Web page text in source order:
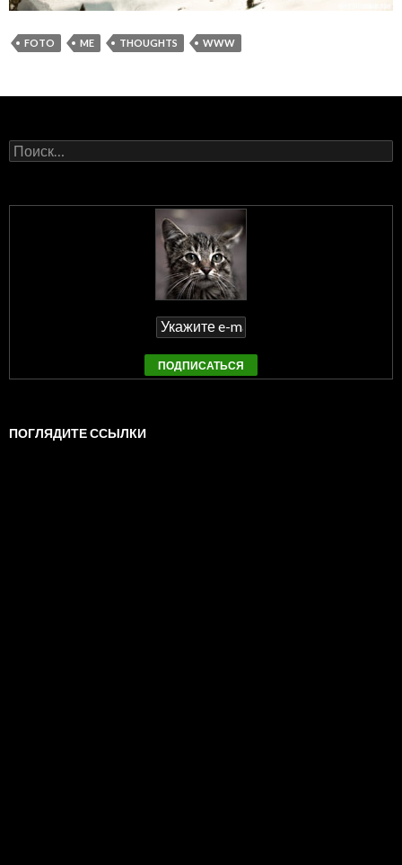
FOTO ME THOUGHTS WWW
Найти:
ПОГЛЯДИТЕ ССЫЛКИ